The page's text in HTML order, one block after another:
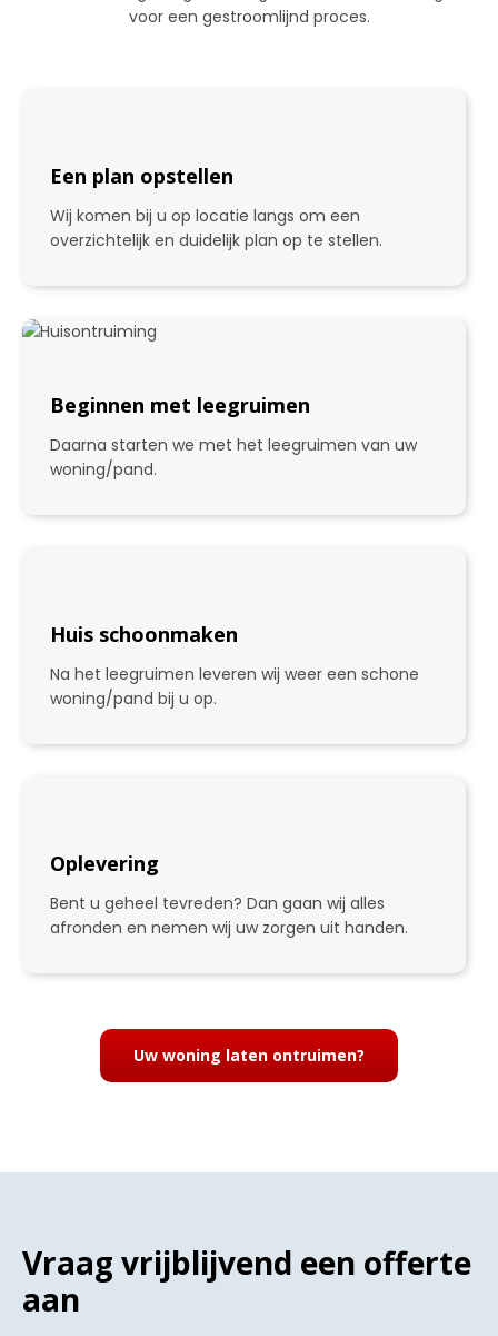
voor een gestroomlijnd proces.
1
Een plan opstellen
Wij komen bij u op locatie langs om een
overzichtelijk en duidelijk plan op te stellen.
Beginnen met leegruimen
Daarna starten we met het leegruimen van uw
woning/pand.
Huis schoonmaken
Na het leegruimen leveren wij weer een schone
woning/pand bij u op.
Oplevering
Bent u geheel tevreden? Dan gaan wij alles
afronden en nemen wij uw zorgen uit handen.
Uw woning laten ontruimen?
Vraag vrijblijvend een offerte
aan